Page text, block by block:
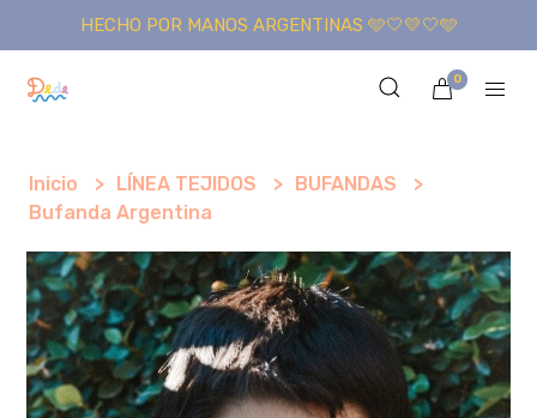
HECHO POR MANOS ARGENTINAS 🩵🤍💛🤍🩵
0
Inicio LÍNEA TEJIDOS
BUFANDAS
Bufanda Argentina